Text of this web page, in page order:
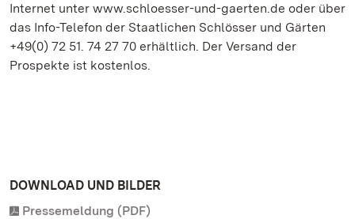
Internet unter www.schloesser-und-gaerten.de oder über
das Info-Telefon der Staatlichen Schlösser und Gärten
+49(0) 72 51. 74 27 70 erhältlich. Der Versand der
Prospekte ist kostenlos.
DOWNLOAD UND BILDER
Pressemeldung (PDF)